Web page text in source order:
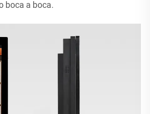
boca a boca.